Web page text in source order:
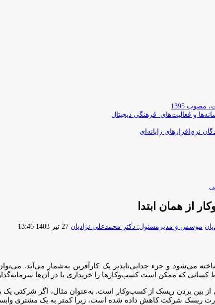
مصوب 1395
و فعالیت‌­های فرهنگی دیجیتال
نرم‌افزارهای رایانه‌ای
از همان ابتدا
موسس و مدیرمسئول: دکتر محمدعلی نژادیان ارسال
27 تیر 1403 13:46
می‌شود و جزء جدایی‌ناپذیر یک کارآفرین به‌شمار می‌آید.
که ممکن است کسب‌و‌کارها را خریداری یا در آن‌ها